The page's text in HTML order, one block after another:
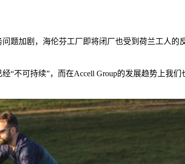
题加剧，海伦芬工厂即将闭厂也受到荷兰工人的
“不可持续”，而在Accell Group的发展趋势上我们